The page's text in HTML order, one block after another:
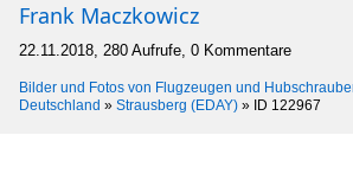
Frank Maczkowicz
22.11.2018, 280 Aufrufe, 0 Kommentare
Bilder und Fotos von Flugzeugen und
Deutschland » Strausberg (EDAY) » ID 122967